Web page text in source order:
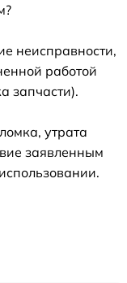
неисправности,
работой
запчасти).
утрата
заявленным